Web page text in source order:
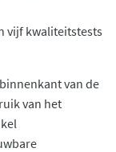
vijf kwaliteitstests
van de
van het